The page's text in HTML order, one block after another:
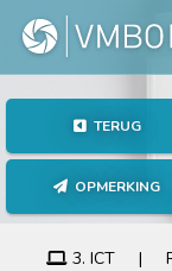
TERUG
OPMERKING
3. ICT |